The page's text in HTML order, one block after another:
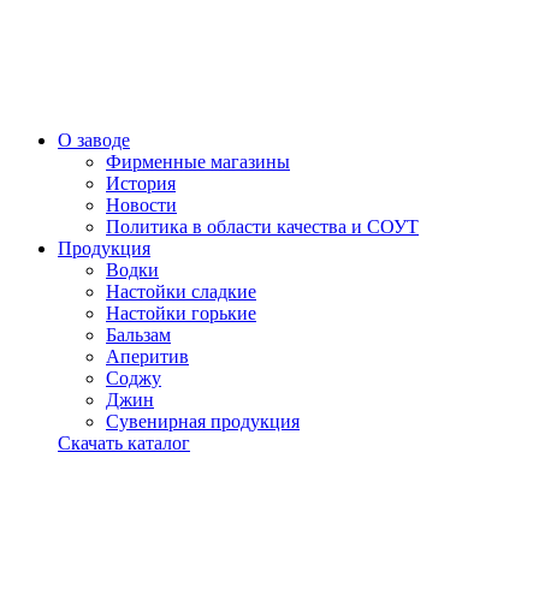
О заводе
Фирменные магазины
История
Новости
Политика в области качества и СОУТ
Продукция
Водки
Настойки сладкие
Настойки горькие
Бальзам
Аперитив
Соджу
Джин
Сувенирная продукция
Скачать каталог